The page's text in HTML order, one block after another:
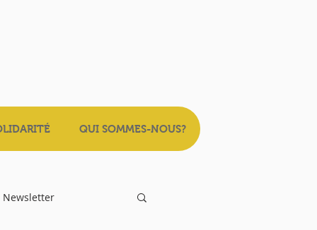
QUI SOMMES-NOUS?
Newsletter